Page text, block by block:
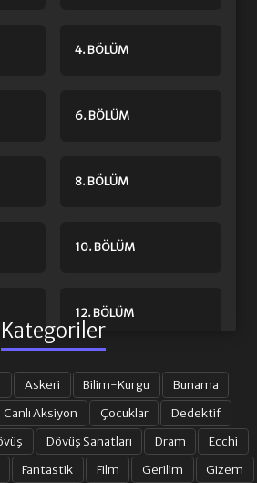
4. BÖLÜM
6. BÖLÜM
8. BÖLÜM
10. BÖLÜM
12. BÖLÜM
14. BÖLÜM
16. BÖLÜM
Kategoriler
Askeri Bilim-Kurgu
Bunama
Canlı Aksiyon Çocuklar
Dedektif
Dövüş Sanatları Dram
Ecchi
Fantastik Film Gerilim Gizem